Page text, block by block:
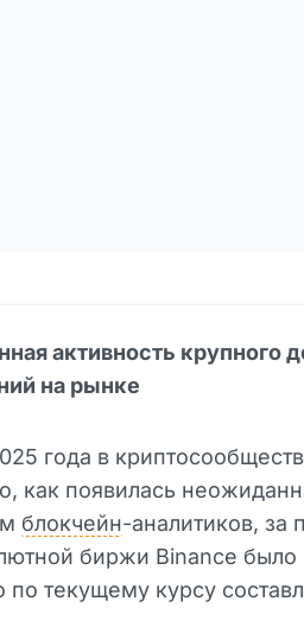
активность крупного
на рынке
года в
как появилась
блокчейн-аналитиков, за
биржи Binance
по текущему курсу